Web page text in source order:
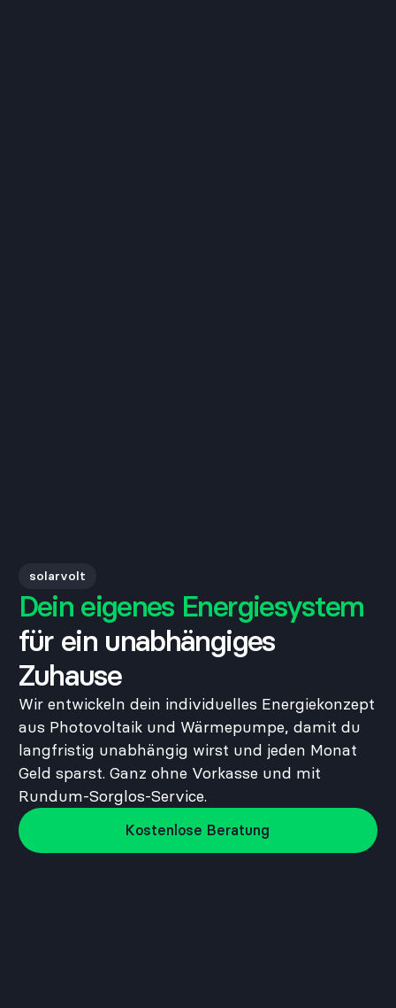
solarvolt
Dein eigenes Energiesystem
für ein unabhängiges
Zuhause
Wir entwickeln dein individuelles Energiekonzept
aus Photovoltaik und Wärmepumpe, damit du
langfristig unabhängig wirst und jeden Monat
Geld sparst. Ganz ohne Vorkasse und mit
Rundum-Sorglos-Service.
Kostenlose Beratung
Kostenlose Beratung